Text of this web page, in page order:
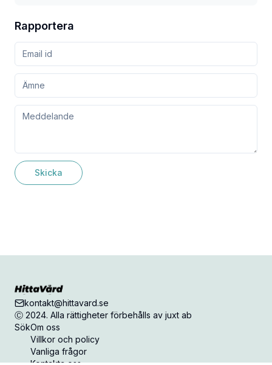
Rapportera
Skicka
kontakt@hittavard.se
Ⓒ 2024. Alla rättigheter förbehålls av juxt ab
SökOm oss
Villkor och policy
Vanliga frågor